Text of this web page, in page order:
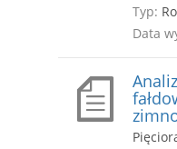
Typ:
Data